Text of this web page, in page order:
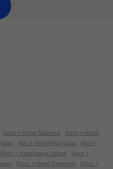
Voos + Hotel Maiorca Voos + Hotel
Voo + Hotel Marrocos Voo +
Voos + Hotel para Lisboa Voos +
Voos + Hotel Santorini Voos +